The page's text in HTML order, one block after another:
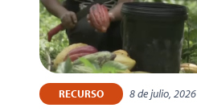
RECURSO 8 de julio, 2026